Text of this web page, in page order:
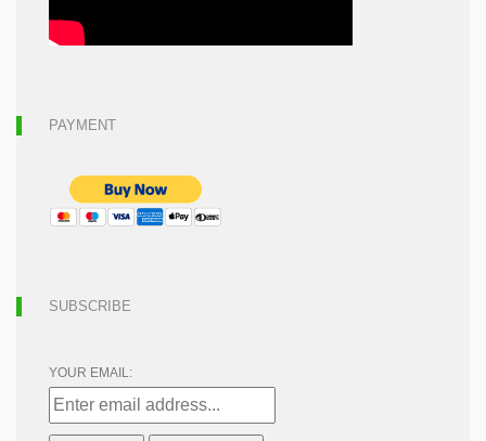
PAYMENT
SUBSCRIBE
YOUR EMAIL: